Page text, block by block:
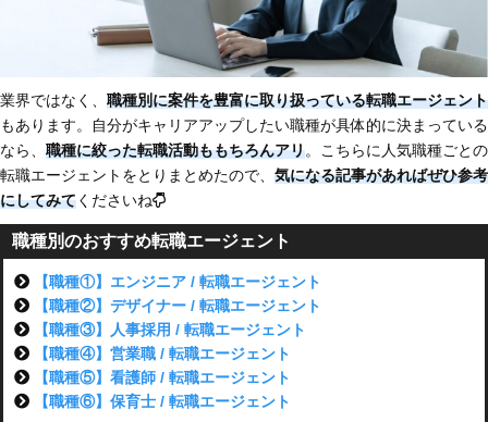
業界ではなく、 職種別に案件を豊富に取り扱っている転職エージェント
もあります。自分がキャリアアップしたい職種が具体的に決まっている
なら、 職種に絞った転職活動ももちろんアリ。こちらに人気職種ごとの
転職エージェントをとりまとめたので、 気になる記事があればぜひ参考
にしてみてくださいね
職種別のおすすめ転職エージェント
【職種①】エンジニア / 転職エージェント
【職種②】デザイナー / 転職エージェント
【職種③】人事採用 / 転職エージェント
【職種④】営業職 / 転職エージェント
【職種⑤】看護師 / 転職エージェント
【職種⑥】保育士 / 転職エージェント